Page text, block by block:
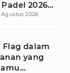
2026
RANS
Agustus 2026
Flag dalam
yang